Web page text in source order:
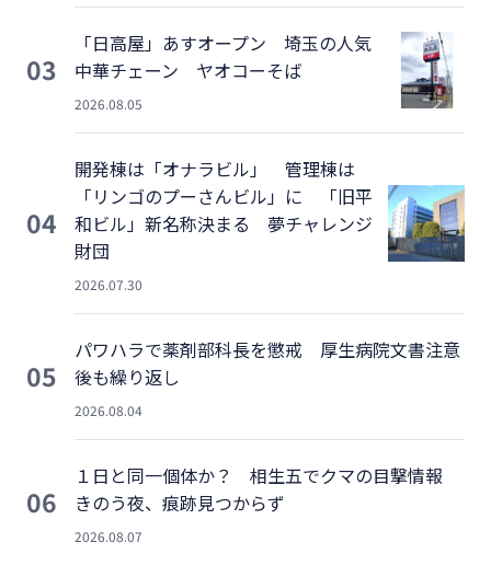
03
「日高屋」あすオープン 埼玉の人気
中華チェーン ヤオコーそば
2026.08.05
04
開発棟は「オナラビル」 管理棟は
「リンゴのプーさんビル」に 「旧平
和ビル」新名称決まる 夢チャレンジ
財団
2026.07.30
05
パワハラで薬剤部科長を懲戒 厚生病院文書注意
後も繰り返し
2026.08.04
06
１日と同一個体か？ 相生五でクマの目撃情報
きのう夜、痕跡見つからず
2026.08.07